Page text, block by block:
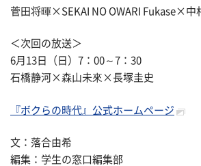
菅田将暉×SEKAI NO OWARI Fukase×中
＜次回の放送＞
6月13日（日）7：00～7：30
石橋静河×森山未來×長塚圭史
『ボクらの時代』公式ホームページ
文：落合由希
編集：学生の窓口編集部